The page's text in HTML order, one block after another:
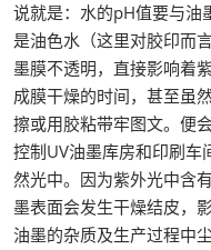
说就是：水的pH值要与油
是油色水（这里对胶印而
墨膜不透明，直接影响着
成膜干燥的时间，甚至虽
擦或用胶粘带牢图文。便
控制UV油墨库房和印刷车
然光中。因为紫外光中含
墨表面会发生干燥结皮，
油墨的杂质及生产过程中